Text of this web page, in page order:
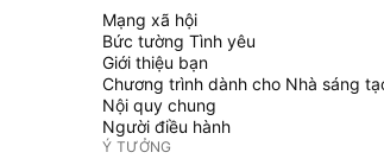
Mạng xã hội
Bức tường Tình yêu
Giới thiệu bạn
Chương trình dành cho Nhà sáng
Nội quy chung
Người điều hành
Ý TƯỞNG